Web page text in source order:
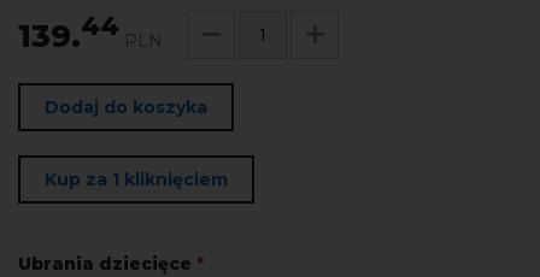
139.44 PLN
Dodaj do koszyka
Kup za 1 kliknięciem
Ubrania dziecięce *